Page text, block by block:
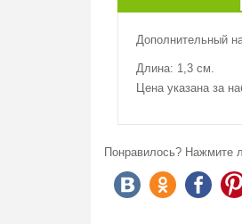
Дополнительный
Длина: 1,3 см.
Цена указана за
Комментариев (
На данный
Производитель:
Количество на
Понравилось? Нажмите